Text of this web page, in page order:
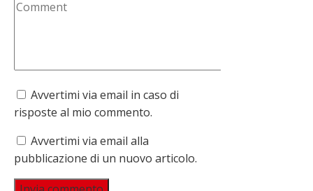
Avvertimi via email in caso di
risposte al mio commento.
Avvertimi via email alla
pubblicazione di un nuovo articolo.